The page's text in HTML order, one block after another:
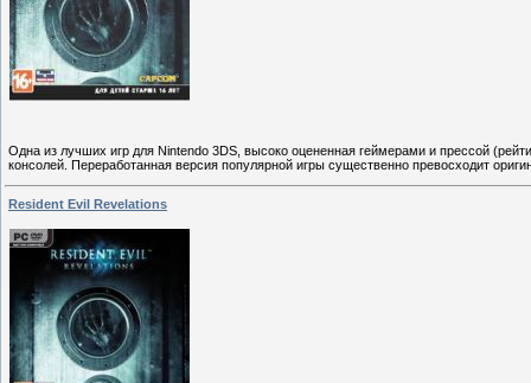
Одна из лучших игр для Nintendo 3DS, высоко оцененная геймерами и прессой
консолей. Переработанная версия популярной игры существенно превосходит
Resident Evil Revelations